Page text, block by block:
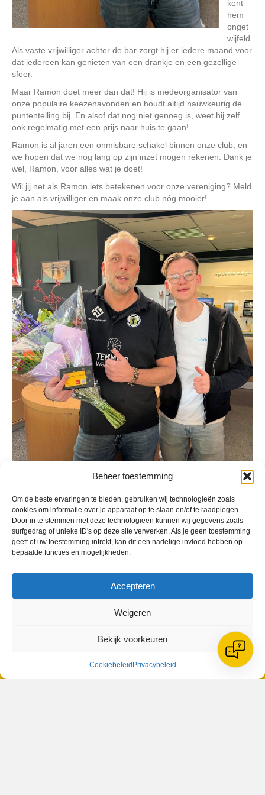
Beheer toestemming
Om de beste ervaringen te bieden, gebruiken wij technologieën zoals
cookies om informatie over je apparaat op te slaan en/of te raadplegen.
Door in te stemmen met deze technologieën kunnen wij gegevens zoals
surfgedrag of unieke ID's op deze site verwerken. Als je geen toestemming
geeft of uw toestemming intrekt, kan dit een nadelige invloed hebben op
bepaalde functies en mogelijkheden.
Accepteren
Weigeren
Bekijk voorkeuren
Cookiebeleid Privacybeleid
kent
hem
onget
wijfeld.
Als vaste vrijwilliger achter de bar zorgt hij er iedere maand voor
dat iedereen kan genieten van een drankje en een gezellige
sfeer.
Maar Ramon doet meer dan dat! Hij is medeorganisator van
onze populaire keezenavonden en houdt altijd nauwkeurig de
puntentelling bij. En alsof dat nog niet genoeg is, weet hij zelf
ook regelmatig met een prijs naar huis te gaan!
Ramon is al jaren een onmisbare schakel binnen onze club, en
we hopen dat we nog lang op zijn inzet mogen rekenen. Dank je
wel, Ramon, voor alles wat je doet!
Wil jij net als Ramon iets betekenen voor onze vereniging? Meld
je aan als vrijwilliger en maak onze club nóg mooier!
Geplaatst inBerichten seizoen 2024-2025
De Wending, Lotte Beesedijk 1